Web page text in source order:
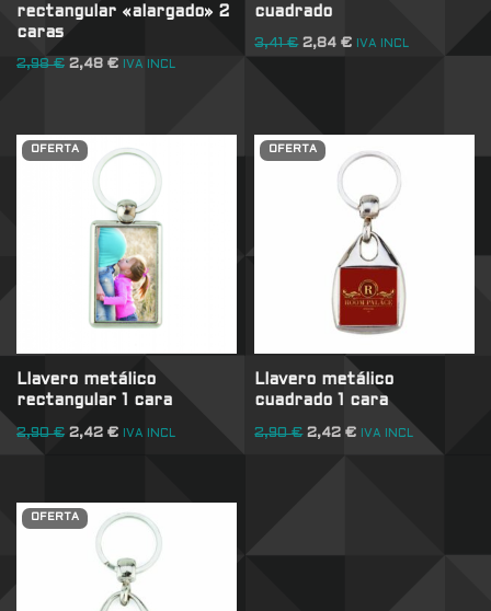
rectangular «alargado» 2
caras
2,98€ 2,48 € IVA INCL
cuadrado
3,41€ 2,84€ IVA INCL
OFERTA
Llavero metálico
rectangular 1 cara
2,90€ 2,42 € IVA INCL
OFERTA
Llavero metálico
cuadrado 1 cara
2,90€ 2,42€ IVA INCL
OFERTA